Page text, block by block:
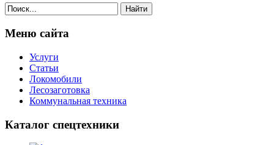
Найти
Меню сайта
Услуги
Статьи
Локомобили
Лесозаготовка
Коммунальная техника
Каталог спецтехники